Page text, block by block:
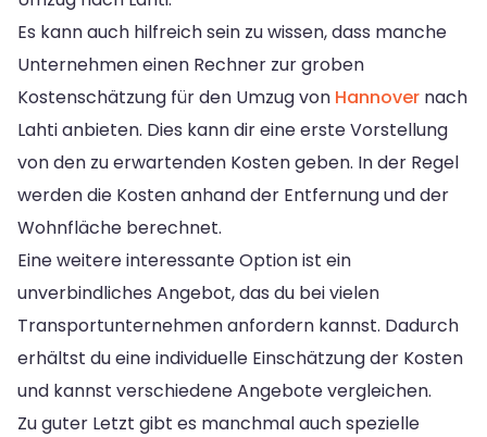
Es kann auch hilfreich sein zu wissen, dass manche
Unternehmen einen Rechner zur groben
Kostenschätzung für den Umzug von Hannover nach
Lahti anbieten. Dies kann dir eine erste Vorstellung
von den zu erwartenden Kosten geben. In der Regel
werden die Kosten anhand der Entfernung und der
Wohnfläche berechnet.
Eine weitere interessante Option ist ein
unverbindliches Angebot, das du bei vielen
Transportunternehmen anfordern kannst. Dadurch
erhältst du eine individuelle Einschätzung der Kosten
und kannst verschiedene Angebote vergleichen.
Zu guter Letzt gibt es manchmal auch spezielle